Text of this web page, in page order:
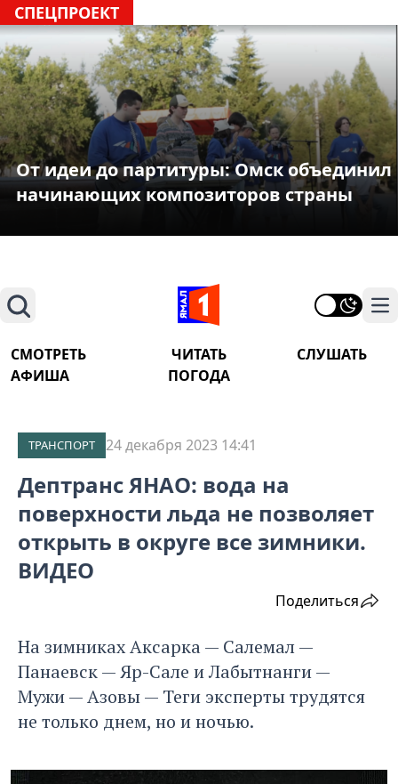
СПЕЦПРОЕКТ
От идеи до партитуры: Омск объединил
начинающих композиторов страны
Поиск
СМОТРЕТЬ ЧИТАТЬ
СЛУШАТЬ
АФИША
ПОГОДА
ТРАНСПОРТ 24 декабря 2023 14:41
Дептранс ЯНАО: вода на
поверхности льда не позволяет
открыть в округе все зимники.
ВИДЕО
Поделиться
На зимниках Аксарка — Салемал —
Панаевск — Яр-Сале и Лабытнанги —
Мужи — Азовы — Теги эксперты трудятся
не только днем, но и ночью.